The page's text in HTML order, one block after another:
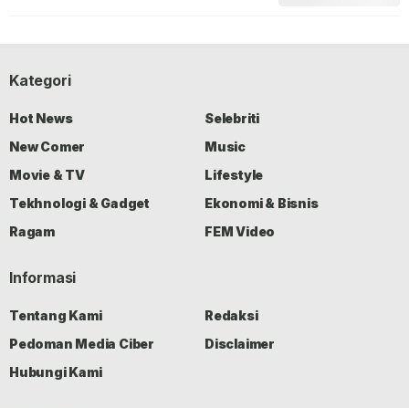
Kategori
Hot News
Selebriti
New Comer
Music
Movie & TV
Lifestyle
Tekhnologi & Gadget
Ekonomi & Bisnis
Ragam
FEM Video
Informasi
Tentang Kami
Redaksi
Pedoman Media Ciber
Disclaimer
Hubungi Kami